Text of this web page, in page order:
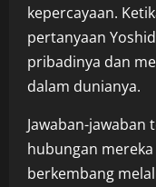
kepercayaan.
pertanyaan
pribadinya dan
dalam dunianya.
Jawaban-
hubungan
berkembang